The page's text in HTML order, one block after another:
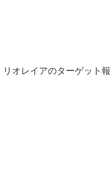
オレイアのターゲット